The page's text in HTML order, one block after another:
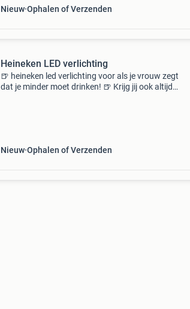
Nieuw Ophalen of Verzenden
Heineken LED verlichting
🍺 heineken led verlichting voor als je vrouw zegt
dat je minder moet drinken! 🍺 Krijg jij ook altijd
Nieuw Ophalen of Verzenden